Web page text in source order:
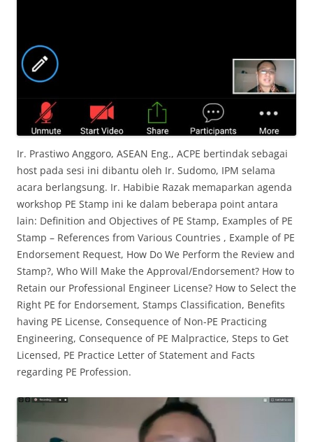
Ir. Prastiwo Anggoro, ASEAN Eng., ACPE bertindak sebagai
host pada sesi ini dibantu oleh Ir. Sudomo, IPM selama
acara berlangsung. Ir. Habibie Razak memaparkan agenda
workshop PE Stamp ini ke dalam beberapa point antara
lain: Definition and Objectives of PE Stamp, Examples of PE
Stamp – References from Various Countries , Example of PE
Endorsement Request, How Do We Perform the Review and
Stamp?, Who Will Make the Approval/Endorsement? How to
Retain our Professional Engineer License? How to Select the
Right PE for Endorsement, Stamps Classification, Benefits
having PE License, Consequence of Non-PE Practicing
Engineering, Consequence of PE Malpractice, Steps to Get
Licensed, PE Practice Letter of Statement and Facts
regarding PE Profession.